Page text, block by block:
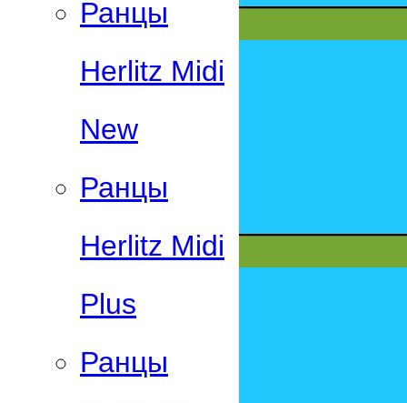
Ранцы
Herlitz Midi
New
Ранцы
Herlitz Midi
Plus
Ранцы